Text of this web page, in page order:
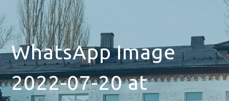
WhatsApp Image
2022-07-20 at